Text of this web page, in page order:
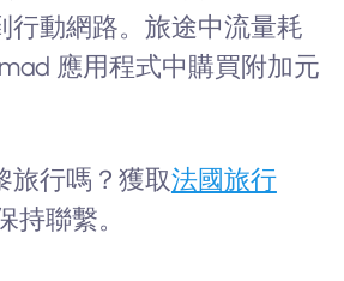
行動網路。旅途中流量耗
應用程式中購買附加元
旅行嗎？獲取法國旅行
持聯繫。